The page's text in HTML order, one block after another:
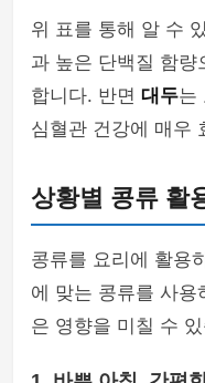
위 표를 통해 알 수
과 높은 단백질 함
합니다. 반면 대두는
심혈관 건강에 매우
상황별 콩류 활
콩류를 요리에 활용
에 맞는 콩류를 사용
은 영향을 미칠 수